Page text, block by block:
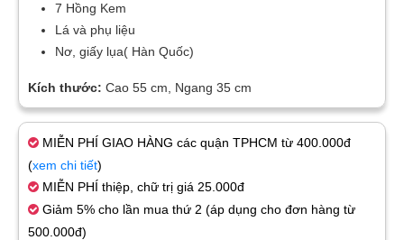
7 Hồng Kem
Lá và phụ liệu
Nơ, giấy lụa( Hàn Quốc)
Kích thước: Cao 55 cm, Ngang 35 cm
MIỄN PHÍ GIAO HÀNG các quận TPHCM từ 400.000đ
(xem chi tiết)
MIỄN PHÍ thiệp, chữ trị giá 25.000đ
Giảm 5% cho lần mua thứ 2 (áp dụng cho đơn hàng từ
500.000đ)